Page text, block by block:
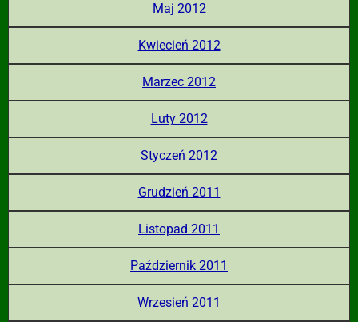
Maj 2012
Kwiecień 2012
Marzec 2012
Luty 2012
Styczeń 2012
Grudzień 2011
Listopad 2011
Październik 2011
Wrzesień 2011